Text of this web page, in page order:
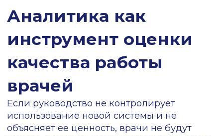
Какой был итог: мы начинали с 65 млн.
рублей назначений в месяц по всей
млн. рублей. Общая масса доходимости
тоже кратно выросла
— на 4 млн. рублей валовой выручки
ежемесячно.
Хотите быть
уверенными, что